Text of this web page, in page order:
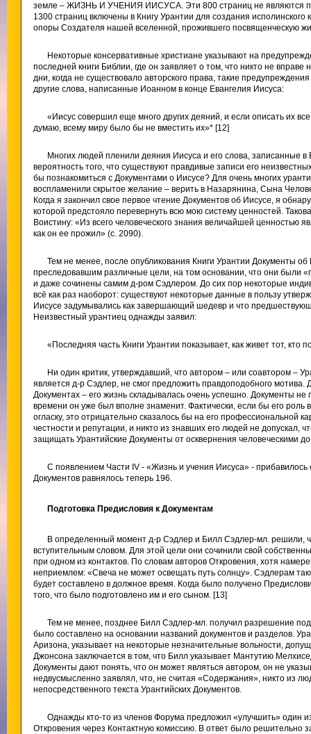
земле – ЖИЗНЬ И УЧЕНИЯ ИИСУСА. Эти 800 страниц не являются
1300 страниц включены в Книгу Урантии для создания
опоры Создателя нашей вселенной, прожившего посвященческую
Некоторые консервативные христиане указывают на
последней книги Библии, где он заявляет о том, что никто не
дни, когда не существовало авторского права, такие
другие слова, написанные Иоанном в конце Евангелия Иисуса:
«Иисус совершил еще много других деяний, и если описать их
думаю, всему миру было бы не вместить их»* [12]
Многих людей пленили деяния Иисуса и его слова, записанные
вероятность того, что существуют правдивые записи его
бы познакомиться с Документами о Иисусе? Для очень многих
воспламенили скрытое желание – верить в Назарянина, Сына
Когда я закончил свое первое чтение Документов об Иисусе, я
которой предстояло перевернуть всю мою систему ценностей.
Воистину: «Из всего человеческого знания величайшей ценностью
как он ее прожил» (с. 2090).
Тем не менее, после опубликования Книги Урантии Документы
преследовавшим различные цели, на том основании, что они были
и даже сочинены самим д-ром Сэдлером. До сих пор некоторые
всё как раз наоборот: существуют некоторые данные в пользу
Иисусе задумывались как завершающий шедевр и что
Неизвестный урантиец однажды заявил:
«Последняя часть Книги Урантии показывает, как живет тот, кто
Ни один критик, утверждавший, что автором – или соавтором –
является д-р Сэдлер, не смог предложить правдоподобного мотива.
Документах – его жизнь складывалась очень успешно. Документы не
времени он уже был вполне знаменит. Фактически, если бы его
огласку, это отрицательно сказалось бы на его профессиональной
честности и репутации, и никто из знавших его людей не допускал,
защищать Урантийские Документы от осквернения человеческими
С появлением Части IV - «Жизнь и учения Иисуса» -
Документов равнялось теперь 196.
Подготовка Предисловия к Документам
В определенный момент д-р Сэдлер и Билл Сэдлер-мл. решили,
вступительным словом. Для этой цели они сочинили свой
при одном из контактов. По словам авторов Откровения, хотя
неприемлем: «Свеча не может освещать путь солнцу». Сэдлерам
будет составлено в должное время. Когда было получено
того, что было подготовлено им и его сыном. [13]
Тем не менее, позднее Билл Сэдлер-мл. получил разрешение
было составлено на основании названий документов и разделов.
Аризона, указывает на некоторые незначительные вольности,
Джонсона заключается в том, что Билл указывает Мантутию
Документы дают понять, что он может являться автором, он не
недвусмысленно заявлял, что, не считая «Содержания», никто из
непосредственного текста Урантийских Документов.
Однажды кто-то из членов Форума предложил «улучшить» один
Откровения через Контактную комиссию. В ответ было решительно